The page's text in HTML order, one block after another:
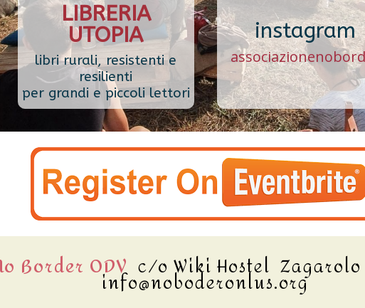
LIBRERIA
UTOPIA
libri rurali, resistenti e
resilienti
per grandi e piccoli lettori
instagram
Border ODV c/o Wiki Hostel
info@noboderonlus.org